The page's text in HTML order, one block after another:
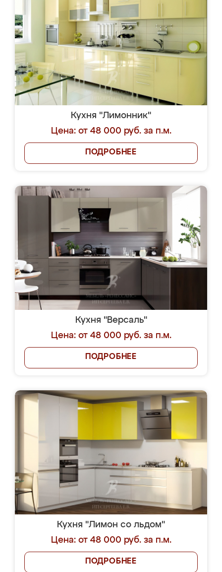
Кухня "Лимонник"
Цена: от 48 000 руб. за п.м.
ПОДРОБНЕЕ
Кухня "Версаль"
Цена: от 48 000 руб. за п.м.
ПОДРОБНЕЕ
Кухня "Лимон со льдом"
Цена: от 48 000 руб. за п.м.
ПОДРОБНЕЕ